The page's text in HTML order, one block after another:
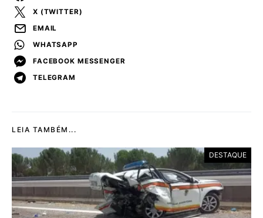
X (TWITTER)
EMAIL
WHATSAPP
FACEBOOK MESSENGER
TELEGRAM
LEIA TAMBÉM...
DESTAQUE